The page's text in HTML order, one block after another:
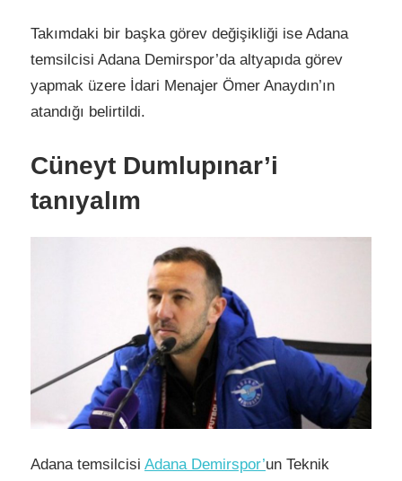
Takımdaki bir başka görev değişikliği ise Adana
temsilcisi Adana Demirspor’da altyapıda görev
yapmak üzere İdari Menajer Ömer Anaydın’ın
atandığı belirtildi.
Cüneyt Dumlupınar’i
tanıyalım
Adana temsilcisi Adana Demirspor’un Teknik